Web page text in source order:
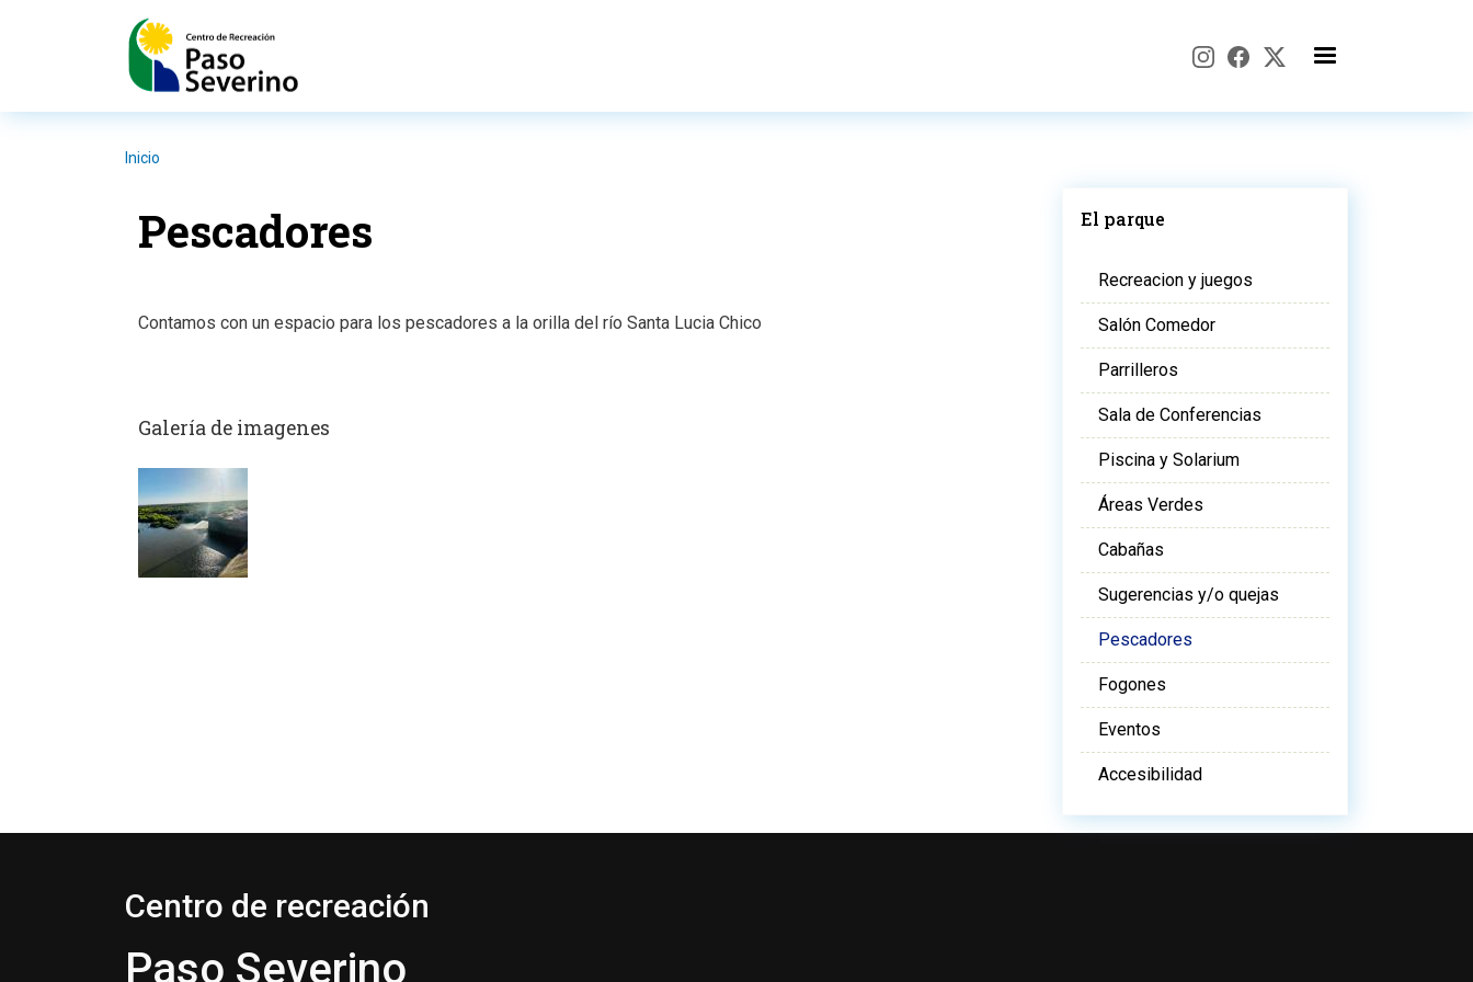
Inicio
Pescadores
Contamos con un espacio para los pescadores a la orilla del río Santa Lucia Chico
Galería de imagenes
El parque
Recreacion y juegos
Salón Comedor
Parrilleros
Sala de Conferencias
Piscina y Solarium
Áreas Verdes
Cabañas
Sugerencias y/o quejas
Pescadores
Fogones
Eventos
Accesibilidad
Centro de recreación
Paso Severino